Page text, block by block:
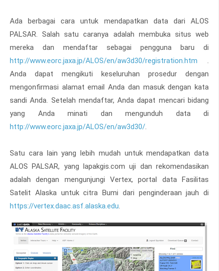
Ada berbagai cara untuk mendapatkan data dari ALOS
PALSAR. Salah satu caranya adalah membuka situs web
mereka dan mendaftar sebagai pengguna baru di
http://www.eorc.jaxa.jp/ALOS/en/aw3d30/registration.htm
Anda dapat mengikuti keseluruhan prosedur dengan
mengonfirmasi alamat email Anda dan masuk dengan kata
sandi Anda. Setelah mendaftar, Anda dapat mencari bidang
yang Anda minati dan mengunduh data di
http://www.eorc.jaxa.jp/ALOS/en/aw3d30/
Satu cara lain yang lebih mudah untuk mendapatkan data
ALOS PALSAR, yang lapakgis.com uji dan rekomendasikan
adalah dengan mengunjungi Vertex, portal data Fasilitas
Satelit Alaska untuk citra Bumi dari penginderaan jauh di
https://vertex.daac.asf.alaska.edu